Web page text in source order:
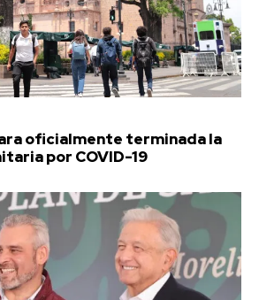
oficialmente terminada la
por COVID-19